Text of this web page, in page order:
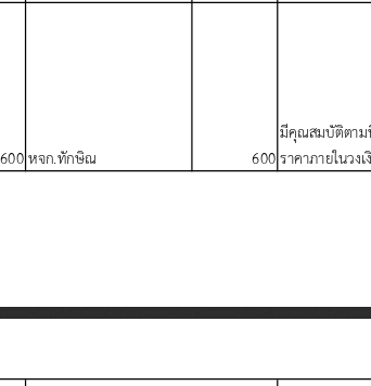
600 หจก.ทกษณ 600
มคณสมบตตา
ราคาภายในวงเง